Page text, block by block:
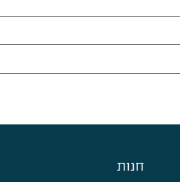
חנות